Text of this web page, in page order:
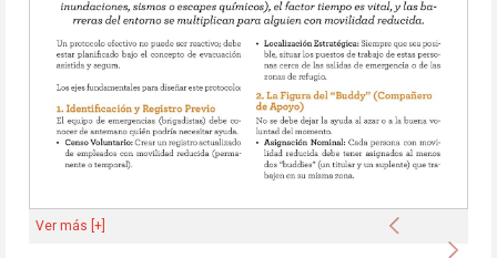
Anterior
Ver más [+]